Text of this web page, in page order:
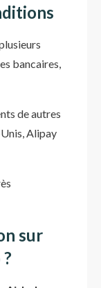
bancaires,
de autres
Alipay
sur